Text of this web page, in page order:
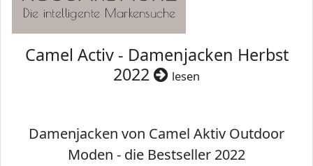
Camel Activ - Damenjacken Herbst
2022
lesen
Damenjacken von Camel Aktiv Outdoor
Moden - die Bestseller 2022